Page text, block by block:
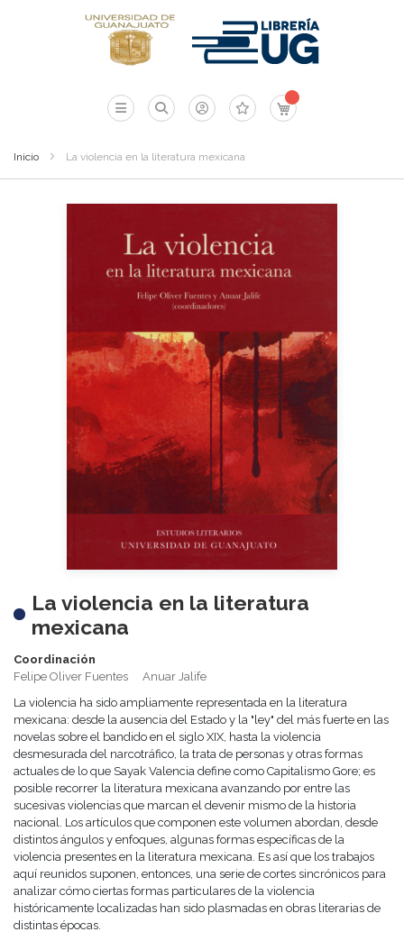
Mi carrito
Inicio La violencia en la literatura mexicana
La violencia en la literatura
mexicana
Coordinación
Felipe Oliver Fuentes
Anuar Jalife
La violencia ha sido ampliamente representada en la literatura
mexicana: desde la ausencia del Estado y la "ley" del más fuerte en las
novelas sobre el bandido en el siglo XIX, hasta la violencia
desmesurada del narcotráfico, la trata de personas y otras formas
actuales de lo que Sayak Valencia define como Capitalismo Gore; es
posible recorrer la literatura mexicana avanzando por entre las
sucesivas violencias que marcan el devenir mismo de la historia
nacional. Los artículos que componen este volumen abordan, desde
distintos ángulos y enfoques, algunas formas específicas de la
violencia presentes en la literatura mexicana. Es así que los trabajos
aquí reunidos suponen, entonces, una serie de cortes sincrónicos para
analizar cómo ciertas formas particulares de la violencia
históricamente localizadas han sido plasmadas en obras literarias de
distintas épocas.